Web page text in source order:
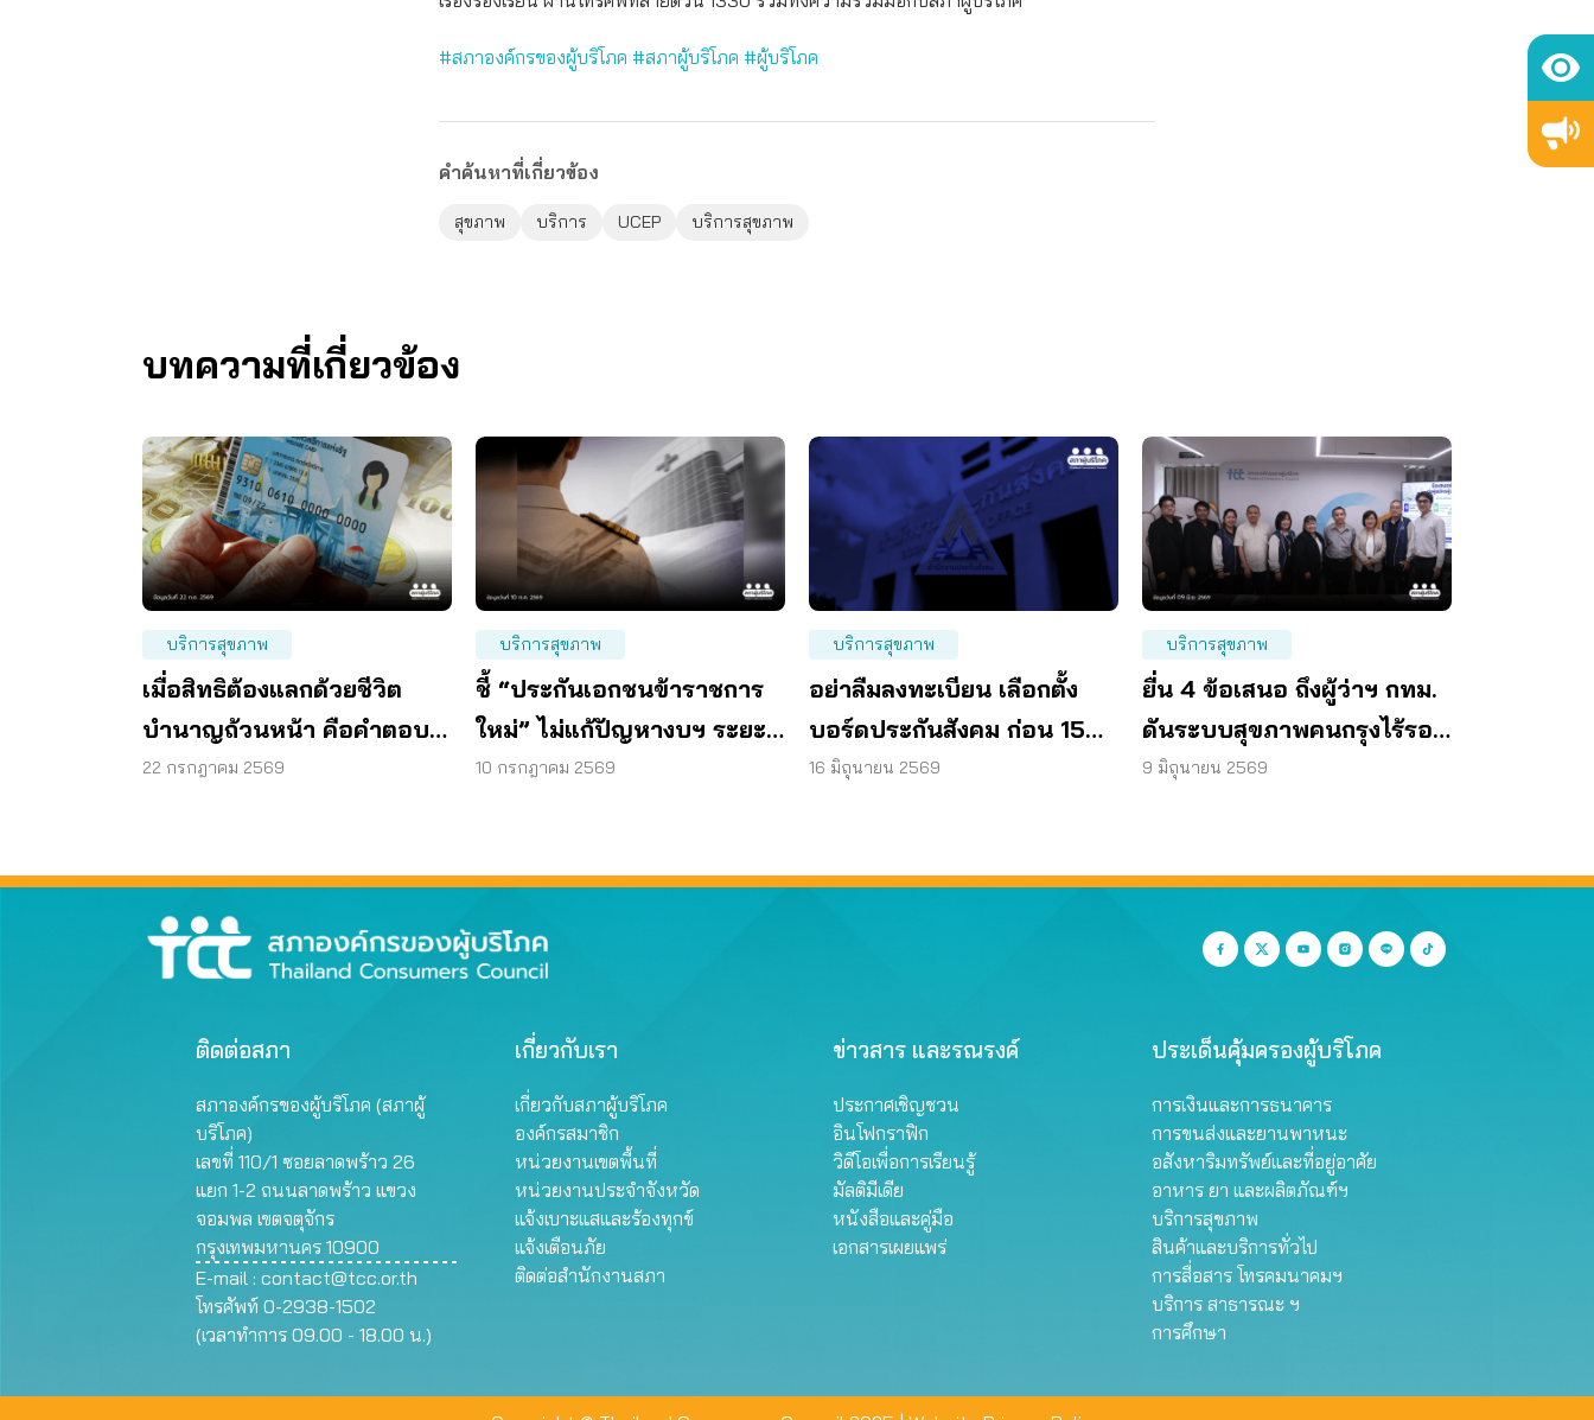
#สภาองค์กรของผู้บริโภค #สภาผู้บริโภค #ผู้บริโภค
คำค้นหาที่เกี่ยวข้อง
สุขภาพ บริการ UCEP บริการสุขภาพ
บทความที่เกี่ยวข้อง
บริการสุขภาพ
เมื่อสิทธิต้องแลกด้วยชีวิต
บำนาญถ้วนหน้า คือคำตอบ
ของสังคมสูงวัย
22 กรกฎาคม 2569
บริการสุขภาพ
ชี้ “ประกันเอกชนข้าราชการ
ใหม่” ไม่แก้ปัญหางบฯ ระยะ
ยาว เสนอรวมกองทุนสุขภาพ
10 กรกฎาคม 2569
บริการสุขภาพ
อย่าลืมลงทะเบียน เลือกตั้ง
บอร์ดประกันสังคม ก่อน 15
ก.ค. แล้วเตรียมเข้าคูหา 27
16 มิถุนายน 2569
บริการสุขภาพ
ยื่น 4 ข้อเสนอ ถึงผู้ว่าฯ กทม.
ดันระบบสุขภาพคนกรุงไร้รอย
ต่อ
9 มิถุนายน 2569
ติดต่อสภา
สภาองค์กรของผู้บริโภค (สภาผู้
บริโภค)
เลขที่ 110/1 ซอยลาดพร้าว 26
แยก 1-2 ถนนลาดพร้าว แขวง
จอมพล เขตจตุจักร
กรุงเทพมหานคร 10900
E-mail : contact@tcc.or.th
โทรศัพท์ 0-2938-1502
(เวลาทำการ 09.00 - 18.00 น.)
เกี่ยวกับเรา
เกี่ยวกับสภาผู้บริโภค
องค์กรสมาชิก
หน่วยงานเขตพื้นที่
หน่วยงานประจำจังหวัด
แจ้งเบาะแสและร้องทุกข์
แจ้งเตือนภัย
ติดต่อสำนักงานสภา
ข่าวสาร และรณรงค์
ประกาศเชิญชวน
อินโฟกราฟิก
วิดีโอเพื่อการเรียนรู้
มัลติมีเดีย
หนังสือและคู่มือ
เอกสารเผยแพร่
ประเด็นคุ้มครองผู้บริโภค
การเงินและการธนาคาร
การขนส่งและยานพาหนะ
อสังหาริมทรัพย์และที่อยู่อาศัย
อาหาร ยา และผลิตภัณฑ์ฯ
บริการสุขภาพ
สินค้าและบริการทั่วไป
การสื่อสาร โทรคมนาคมฯ
บริการ สาธารณะ ฯ
การศึกษา